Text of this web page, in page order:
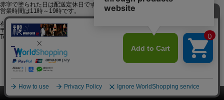
赤字で塗られた日は配送定休日です。
営業時間は11時～19時です。
有限会社ジップジップ SakuraStyle通販事業部
〒650-0021 神戸市中央区三宮町3-9-19イトウビル1,4F
Tel:078-332-2013 FAX:078-333-6644
SSL/TLSとは?
このページをPC用に切り替え